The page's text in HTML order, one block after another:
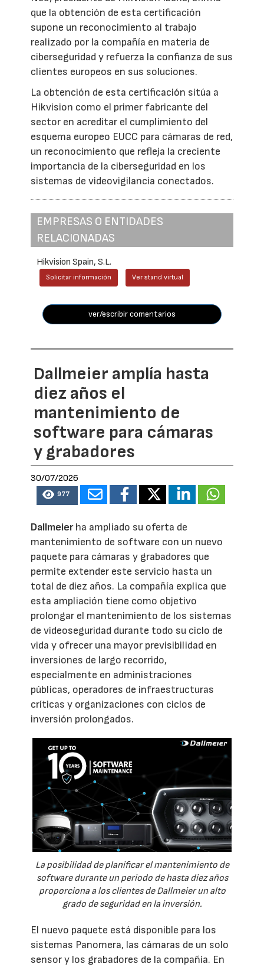
que la obtención de esta certificación
supone un reconocimiento al trabajo
realizado por la compañía en materia de
ciberseguridad y refuerza la confianza de sus
clientes europeos en sus soluciones.
La obtención de esta certificación sitúa a
Hikvision como el primer fabricante del
sector en acreditar el cumplimiento del
esquema europeo EUCC para cámaras de red,
un reconocimiento que refleja la creciente
importancia de la ciberseguridad en los
sistemas de videovigilancia conectados.
EMPRESAS O ENTIDADES
RELACIONADAS
Hikvision Spain, S.L.
Solicitar información Ver stand virtual
ver/escribir comentarios
Dallmeier amplía hasta
diez años el
mantenimiento de
software para cámaras
y grabadores
30/07/2026
977
Dallmeierha ampliado su oferta de
mantenimiento de software con un nuevo
paquete para cámaras y grabadores que
permite extender este servicio hasta un
total de diez años. La compañía explica que
esta ampliación tiene como objetivo
prolongar el mantenimiento de los sistemas
de videoseguridad durante todo su ciclo de
vida y ofrecer una mayor previsibilidad en
inversiones de largo recorrido,
especialmente en administraciones
públicas, operadores de infraestructuras
críticas y organizaciones con ciclos de
inversión prolongados.
La posibilidad de planificar el mantenimiento de
software durante un periodo de hasta diez años
proporciona a los clientes de Dallmeier un alto
grado de seguridad en la inversión.
El nuevo paquete está disponible para los
sistemas Panomera, las cámaras de un solo
sensor y los grabadores de la compañía. En